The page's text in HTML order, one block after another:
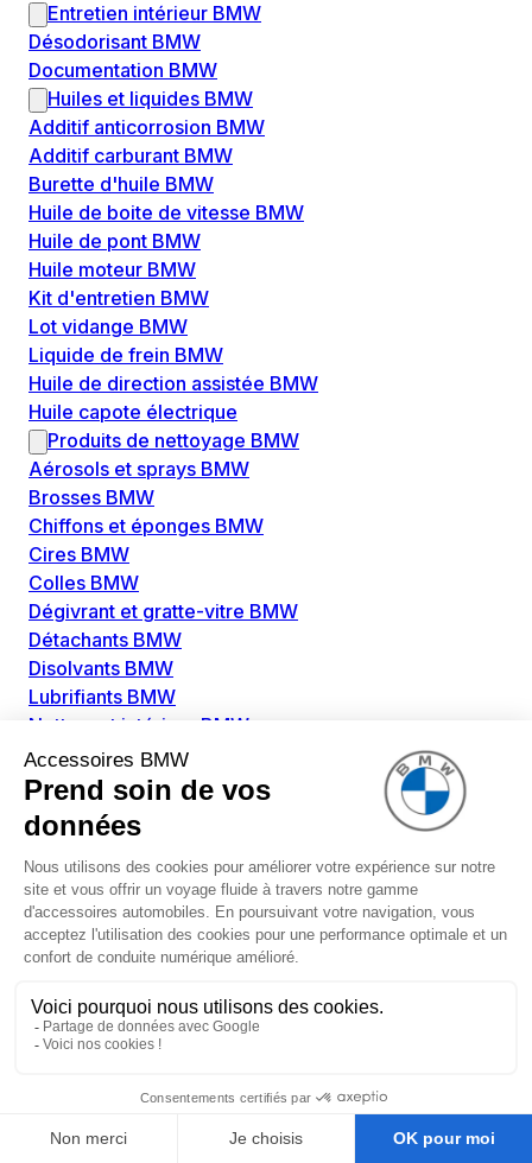
Entretien intérieur BMW
Désodorisant BMW
Documentation BMW
Huiles et liquides BMW
Additif anticorrosion BMW
Additif carburant BMW
Burette d'huile BMW
Huile de boite de vitesse BMW
Huile de pont BMW
Huile moteur BMW
Kit d'entretien BMW
Lot vidange BMW
Liquide de frein BMW
Huile de direction assistée BMW
Huile capote électrique
Produits de nettoyage BMW
Aérosols et sprays BMW
Brosses BMW
Chiffons et éponges BMW
Cires BMW
Colles BMW
Dégivrant et gratte-vitre BMW
Détachants BMW
Disolvants BMW
Lubrifiants BMW
Nettoyant intérieur BMW
Nettoyant extérieur BMW
Pièces détachées BMW
Alimentation Carburant BMW
Boitier papillon BMW
Faisceau de câble pour réservoir avec pompe
d'aspiration BMW
Injecteur BMW
Pompe à carburant BMW
Allumage / Préchauffage BMW
Bobines d'allumage BMW
Bougie de préchauffage BMW